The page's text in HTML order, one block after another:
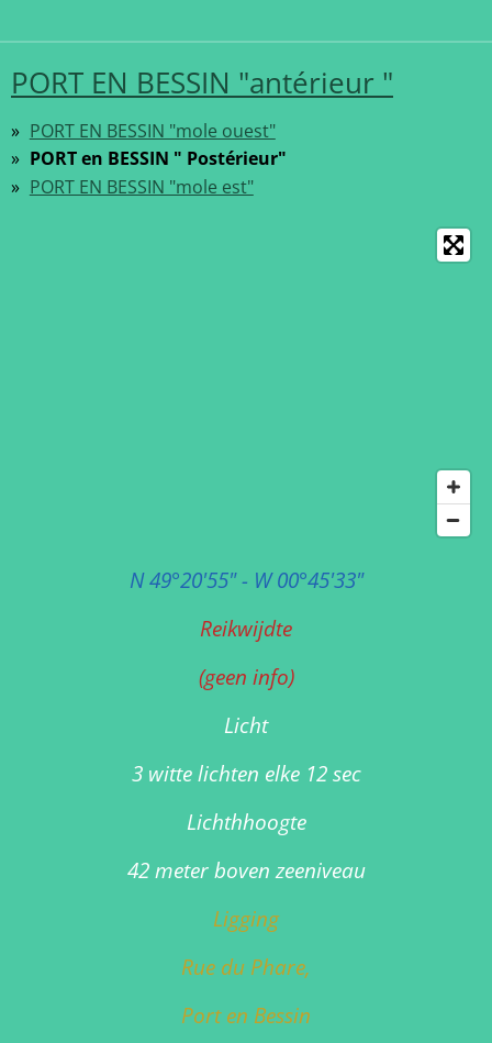
PORT EN BESSIN "antérieur "
PORT EN BESSIN "mole ouest"
PORT en BESSIN " Postérieur"
PORT EN BESSIN "mole est"
N 49°20'55" - W 00°45'33"
Reikwijdte
(geen info)
Licht
3 witte lichten elke 12 sec
Lichthhoogte
42 meter boven zeeniveau
Ligging
Rue du Phare,
Port en Bessin